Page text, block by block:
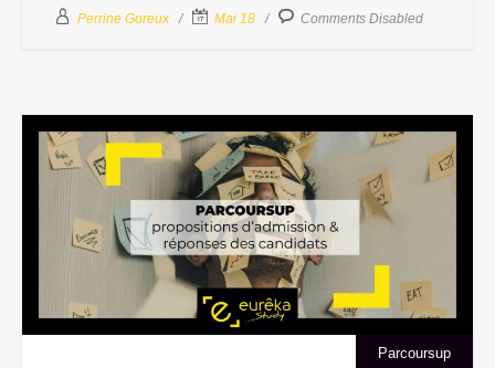
Perrine Goreux Mai 18 Comments Disabled
Parcoursup